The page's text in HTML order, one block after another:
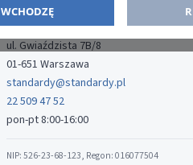
WCHODZĘ
Media-Press Sp. z o.o.
ul. Gwiaździsta 7B/8
01-651 Warszawa
standardy@standardy.pl
22 509 47 52
pon-pt 8:00-16:00
NIP: 526-23-68-123, Regon: 016077504